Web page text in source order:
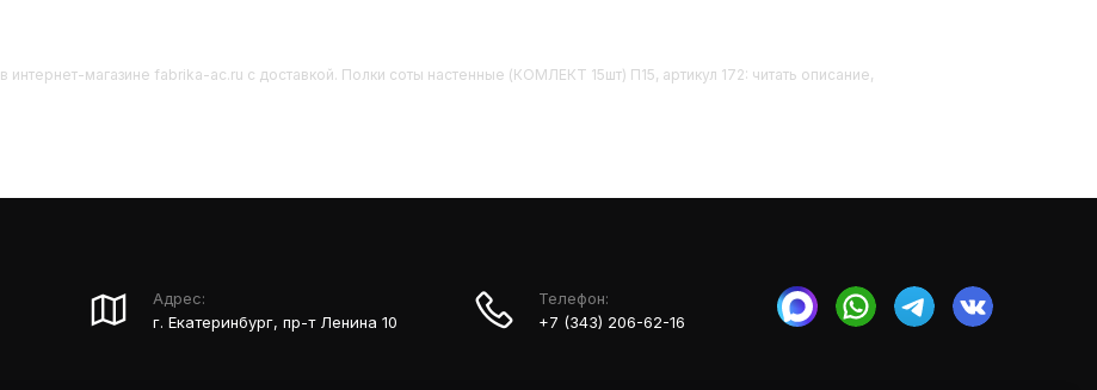
в интернет-магазине fabrika-ac.ru с доставкой. Полки соты настенные (КОМЛЕКТ 15шт) П15, артикул 172: читать описание,
Адрес:
г. Екатеринбург, пр-т Ленина 10
Телефон:
+7 (343) 206-62-16